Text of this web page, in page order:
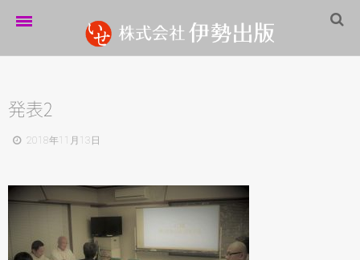
伊勢出版だより
営業案内
企業情報
発表2
2018年11月13日